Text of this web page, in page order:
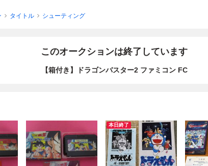
タイトル シューティング
このオークションは終了しています
【箱付き】ドラゴンバスター2 ファミコン FC
本日終了